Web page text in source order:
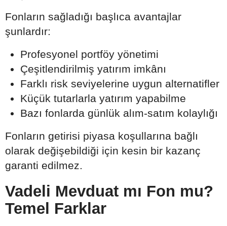
Fonların sağladığı başlıca avantajlar
şunlardır:
Profesyonel portföy yönetimi
Çeşitlendirilmiş yatırım imkânı
Farklı risk seviyelerine uygun alternatifler
Küçük tutarlarla yatırım yapabilme
Bazı fonlarda günlük alım-satım kolaylığı
Fonların getirisi piyasa koşullarına bağlı
olarak değişebildiği için kesin bir kazanç
garanti edilmez.
Vadeli Mevduat mı Fon mu?
Temel Farklar